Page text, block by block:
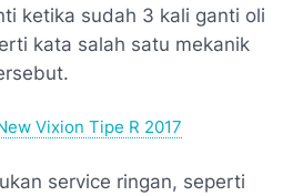
ketika sudah 3 kali ganti oli
kata salah satu mekanik
Vixion Tipe R 2017
service ringan, seperti